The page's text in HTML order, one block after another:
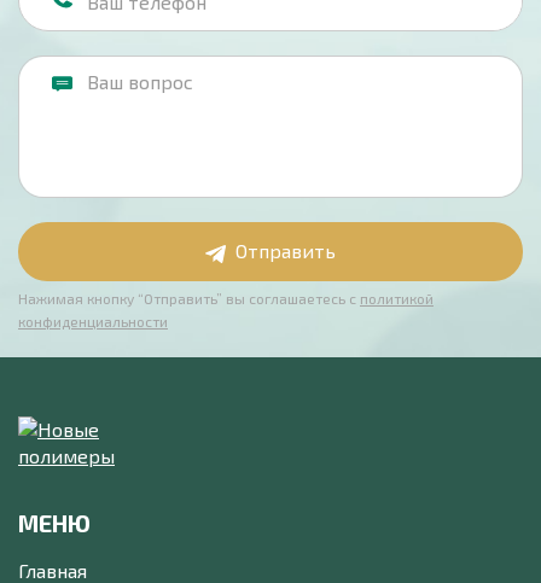
Отправить
Нажимая кнопку “Отправить” вы соглашаетесь с политикой
конфиденциальности
МЕНЮ
Главная